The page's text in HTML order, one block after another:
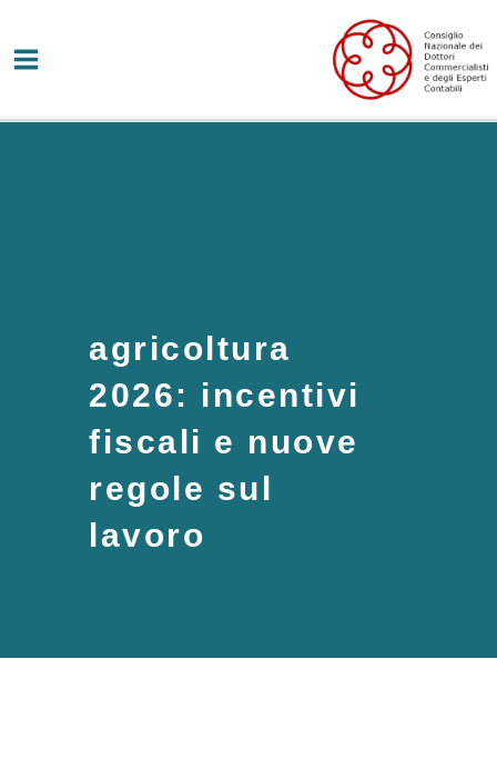
contenuto
agricoltura
2026: incentivi
fiscali e nuove
regole sul
lavoro